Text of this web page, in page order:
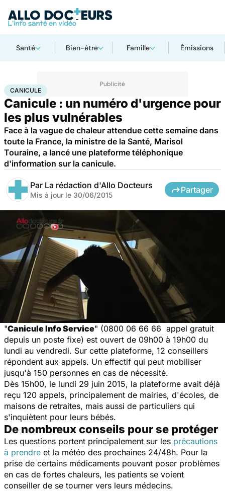
Santé Bien-être Famille Émissions
AccueilSantéMaladies
CANICULE
Canicule : un numéro d'urgence pour
les plus vulnérables
Face à la vague de chaleur attendue cette semaine dans
toute la France, la ministre de la Santé, Marisol
Touraine, a lancé une plateforme téléphonique
d'information sur la canicule.
Par La rédaction d'Allo Docteurs
Mis à jour le 30/06/2015
Partager
"Canicule Info Service" (0800 06 66 66 appel gratuit
depuis un poste fixe) est ouvert de 09h00 à 19h00 du
lundi au vendredi. Sur cette plateforme, 12 conseillers
répondent aux appels. Un effectif qui peut mobiliser
jusqu'à 150 personnes en cas de nécessité.
Dès 15h00, le lundi 29 juin 2015, la plateforme avait déjà
reçu 120 appels, principalement de mairies, d'écoles, de
maisons de retraites, mais aussi de particuliers qui
s'inquiètent pour leurs bébés.
De nombreux conseils pour se protéger
Les questions portent principalement sur les précautions
à prendre et la météo des prochaines 24/48h. Pour la
prise de certains médicaments pouvant poser problèmes
en cas de fortes chaleurs, les patients se voient
conseiller de se tourner vers leurs médecins.